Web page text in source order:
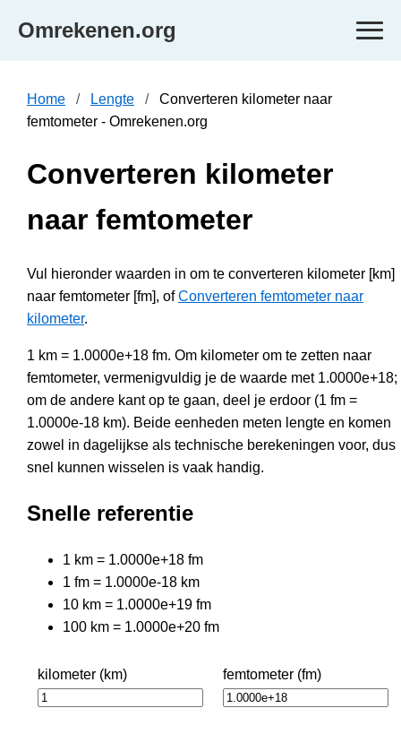
Omrekenen.org
Home Lengte
Converteren kilometer naar
femtometer - Omrekenen.org
Converteren kilometer
naar femtometer
Vul hieronder waarden in om te converteren kilometer [km]
naar femtometer [fm], ofConverteren femtometer naar
kilometer.
1 km = 1.0000e+18 fm. Om kilometer om te zetten naar
femtometer, vermenigvuldig je de waarde met 1.0000e+18;
om de andere kant op te gaan, deel je erdoor (1 fm =
1.0000e-18 km). Beide eenheden meten lengte en komen
zowel in dagelijkse als technische berekeningen voor, dus
snel kunnen wisselen is vaak handig.
Snelle referentie
1 km = 1.0000e+18 fm
1 fm = 1.0000e-18 km
10 km = 1.0000e+19 fm
100 km = 1.0000e+20 fm
kilometer (km) femtometer (fm)